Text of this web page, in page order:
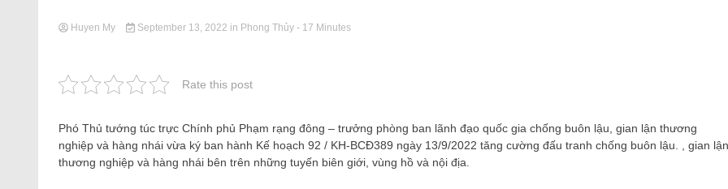
Huyen My September 13, 2022 in Phong Thủy - 17 Minutes
Rate this post
Phó Thủ tướng túc trực Chính phủ Phạm rạng đông – trưởng phòng ban lãnh đạo quốc gia chống buôn lậu, gian lận thương
nghiệp và hàng nhái vừa ký ban hành Kế hoạch 92 / KH-BCĐ389 ngày 13/9/2022 tăng cường đấu tranh chống buôn lậu. , gian lận
thương nghiệp và hàng nhái bên trên những tuyến biên giới, vùng hồ và nội địa.